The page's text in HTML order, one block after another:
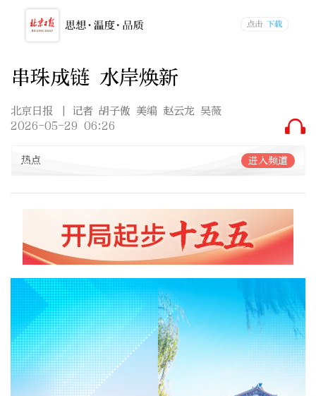
串珠成链 水岸焕新
北京日报
| 记者 胡子傲 美编 赵云龙 吴薇
2026-05-29 06:26
热点 进入频道